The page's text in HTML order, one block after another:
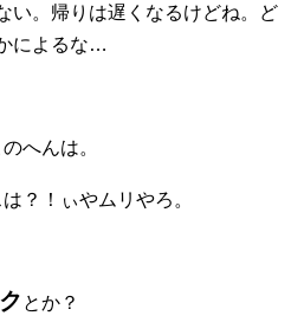
い。帰りは遅くなるけどね。ど
によるな…
へんは。
？！ぃやムリやろ。
とか？